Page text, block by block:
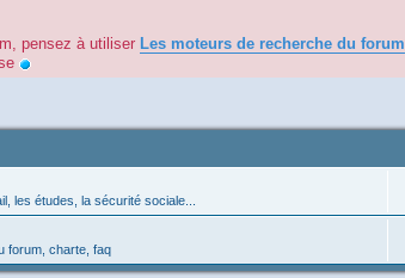
pensez à utiliser Les moteurs de recherche du forum
les études, la sécurité sociale...
forum, charte, faq